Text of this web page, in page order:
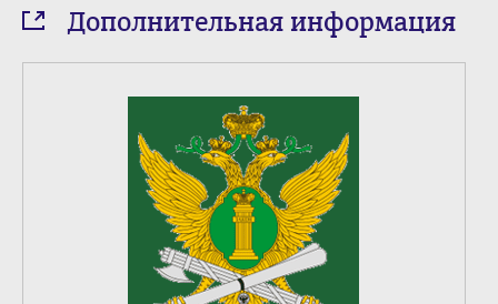
Дополнительная информация